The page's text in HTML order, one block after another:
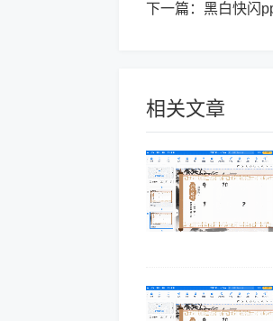
下一篇： 黑白快闪
相关文章